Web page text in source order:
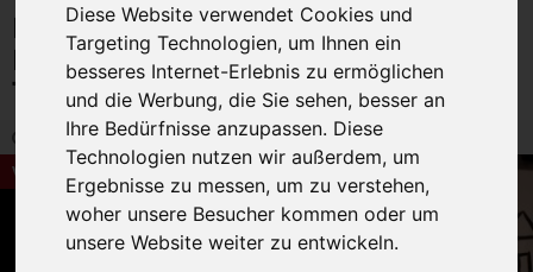
Diese Website verwendet Cookies und
Targeting Technologien, um Ihnen ein
besseres Internet-Erlebnis zu ermöglichen
und die Werbung, die Sie sehen, besser an
Ihre Bedürfnisse anzupassen. Diese
Technologien nutzen wir außerdem, um
Ergebnisse zu messen, um zu verstehen,
woher unsere Besucher kommen oder um
unsere Website weiter zu entwickeln.
DAS KLEINE ICH-BIN-ICH nach Mira
Lobe und Susi Weigel, im Januar im
Theater Chapeau Claque
13.01.2025 15:24 | Bambolino-Redaktion |
Veranstaltungstipps